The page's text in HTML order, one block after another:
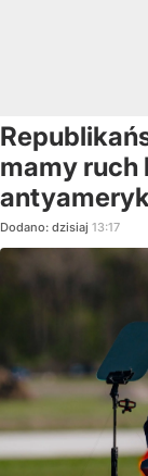
mamy ruch
Dodano: dzisiaj 13:17